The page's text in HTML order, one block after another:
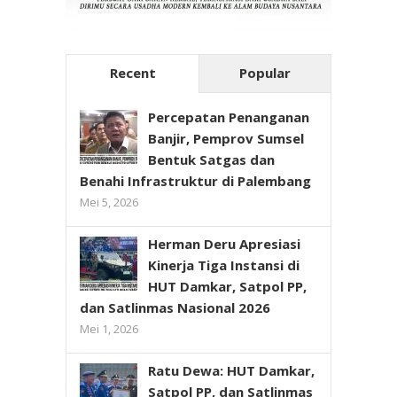
Recent Popular
Percepatan Penanganan
Banjir, Pemprov Sumsel
Bentuk Satgas dan
Benahi Infrastruktur di Palembang
Mei 5, 2026
Herman Deru Apresiasi
Kinerja Tiga Instansi di
HUT Damkar, Satpol PP,
dan Satlinmas Nasional 2026
Mei 1, 2026
Ratu Dewa: HUT Damkar,
Satpol PP, dan Satlinmas